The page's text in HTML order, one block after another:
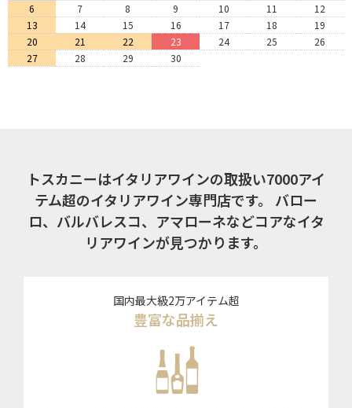
6
7 8 9 10 11
12
13
14 15 16 17 18
19
20
21 22 23 24 25
26
27
28 29 30
トスカニーはイタリアワインの取扱い7000アイ
テム超のイタリアワイン専門店です。
バロー
ロ、バルバレスコ、アマローネなどコアなイタ
リアワインが見つかります。
国内最大級2万アイテム超
豊富な品揃え